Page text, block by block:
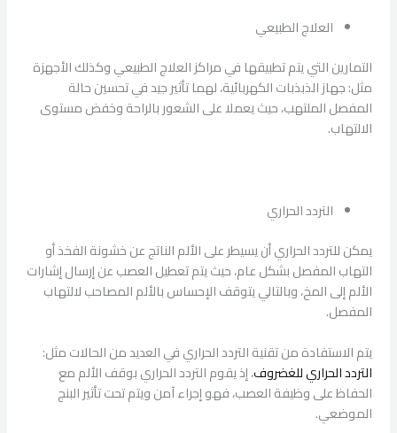
العلاج الطبيعي
التمارين التي يتم تطبيقها في مراكز العلاج الطبيعي وكذلك الأجهزة
مثل: جهاز الذبذبات الكهربائية، لهما تأثير جيد في تحسين حالة
المفصل الملتهب، حيث يعملا على الشعور بالراحة وخفض مستوى
الالتهاب.
التردد الحراري
يمكن للتردد الحراري أن يسيطر على الألم الناتج عن خشونة الفخذ أو
التهاب المفصل بشكل عام، حيث يتم تعطيل العصب عن إرسال إشارات
الألم إلى المخ، وبالتالي يتوقف الإحساس بالألم المصاحب لالتهاب
المفصل.
يتم الاستفادة من تقنية التردد الحراري في العديد من الحالات مثل:
الترددالحراريللغضروف، إذ يقوم التردد الحراري بوقف الألم مع
الحفاظ على وظيفة العصب، فهو إجراء آمن ويتم تحت تأثير البنج
الموضعي.